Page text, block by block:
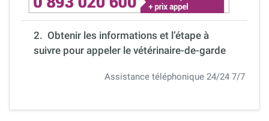
2. Obtenir les informations et l’étape à
suivre pour appeler le vétérinaire-de-garde
Assistance téléphonique 24/24 7/7